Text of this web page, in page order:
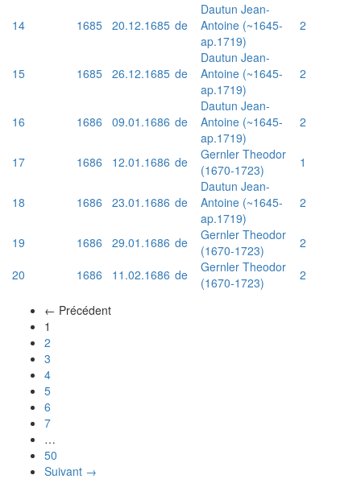
14
1685 20.12.1685 de
Dautun Jean-
Antoine (~1645-
ap.1719)
2
15 1685 26.12.1685 de
Dautun Jean-
Antoine (~1645-
ap.1719)
2
16 1686 09.01.1686 de
Dautun Jean-
Antoine (~1645-
ap.1719)
2
17 1686 12.01.1686 de
Gernler Theodor
(1670-1723)
1
18 1686 23.01.1686 de
Dautun Jean-
Antoine (~1645-
ap.1719)
2
19 1686 29.01.1686 de
Gernler Theodor
(1670-1723)
2
20
1686 11.02.1686 de
Gernler Theodor
(1670-1723)
2
← Précédent
1
2
3
4
5
6
7
…
50
Suivant →